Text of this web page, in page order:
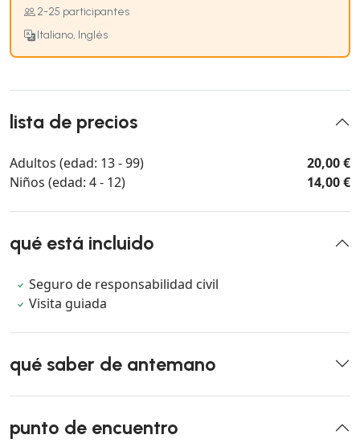
2-25 participantes
Italiano, Inglés
lista de precios
Adultos (edad: 13 - 99)
20,00 €
Niños (edad: 4 - 12)
14,00 €
qué está incluido
Seguro de responsabilidad civil
Visita guiada
qué saber de antemano
punto de encuentro